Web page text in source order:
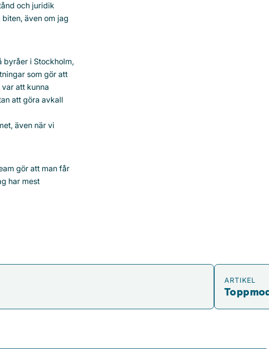
och juridik
även om jag
byråer i Stockholm,
som gör att
att kunna
att göra avkall
även när vi
gör att man får
har mest
Toppmoderna
ARTIKEL